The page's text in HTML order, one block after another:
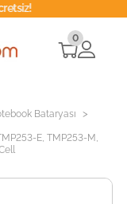
0
Bataryası >
E, TMP253-M,